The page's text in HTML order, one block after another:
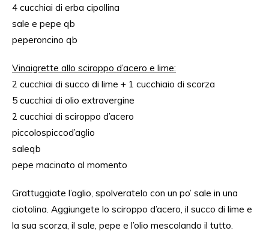
4 cucchiai di erba cipollina
sale e pepe qb
peperoncino qb
Vinaigrette allo sciroppo d’acero e lime:
2 cucchiai di succo di lime + 1 cucchiaio di scorza
5 cucchiai di olio extravergine
2 cucchiai di sciroppo d’acero
piccolospiccod’aglio
saleqb
pepe macinato al momento
Grattuggiate l’aglio, spolveratelo con un po’ sale in una
ciotolina. Aggiungete lo sciroppo d’acero, il succo di lime e
la sua scorza, il sale, pepe e l’olio mescolando il tutto.